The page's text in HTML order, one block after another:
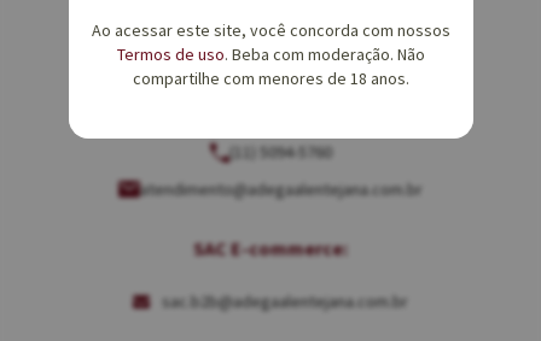
vendas@adegaalentejana.com.br
(11) 5094-5760
atendimento@adegaalentejana.com.br
SAC E-commerce:
sac.b2b@adegaalentejana.com.br
Ao acessar este site, você concorda com nossos
Termos de uso. Beba com moderação. Não
compartilhe com menores de 18 anos.